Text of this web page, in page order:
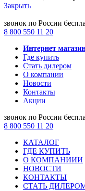
Закрыть
звонок по России
8 800 550 11 20
Интернет
Где купить
Стать дилером
О компании
Новости
Контакты
Акции
звонок по России
8 800 550 11 20
КАТАЛОГ
ГДЕ КУПИТЬ
О КОМПАНИИИ
НОВОСТИ
КОНТАКТЫ
СТАТЬ